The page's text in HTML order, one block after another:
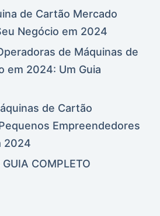
de Cartão Mercado
Negócio em 2024
de Máquinas de
em 2024: Um Guia
de Cartão
Empreendedores
2024
COMPLETO